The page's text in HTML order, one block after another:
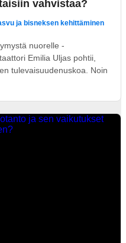
vahvistaa?
ja bisneksen kehittäminen
nuorelle -
Emilia Uljas pohtii,
tulevaisuudenuskoa. Noin